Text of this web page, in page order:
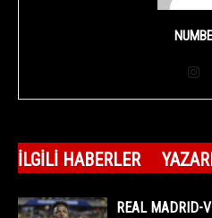
İLGILI HABERLER
REAL MADRID-